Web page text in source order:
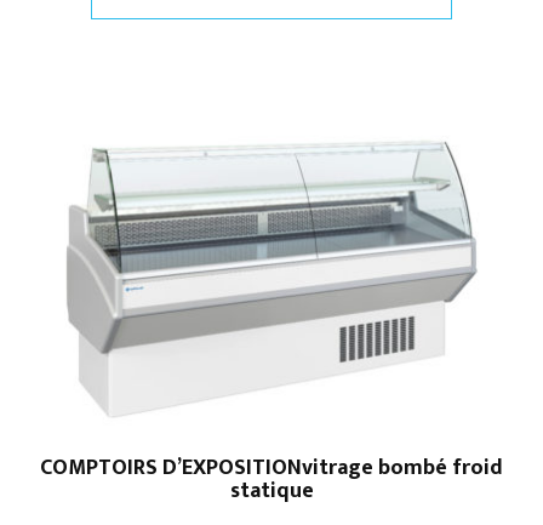
COMPTOIRS D’EXPOSITIONvitrage bombé froid
statique